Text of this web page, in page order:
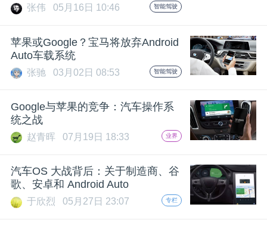
开
课
动
心
张伟 05月16日 10:46 智能驾驶
苹果或Google？宝马将放弃Android
Auto车载系统
张驰 03月02日 08:53 智能驾驶
Google与苹果的竞争：汽车操作系
统之战
赵青晖 07月19日 18:33 业界
汽车OS 大战背后：关于制造商、谷
歌、安卓和 Android Auto
于欣烈 05月27日 23:07 专栏